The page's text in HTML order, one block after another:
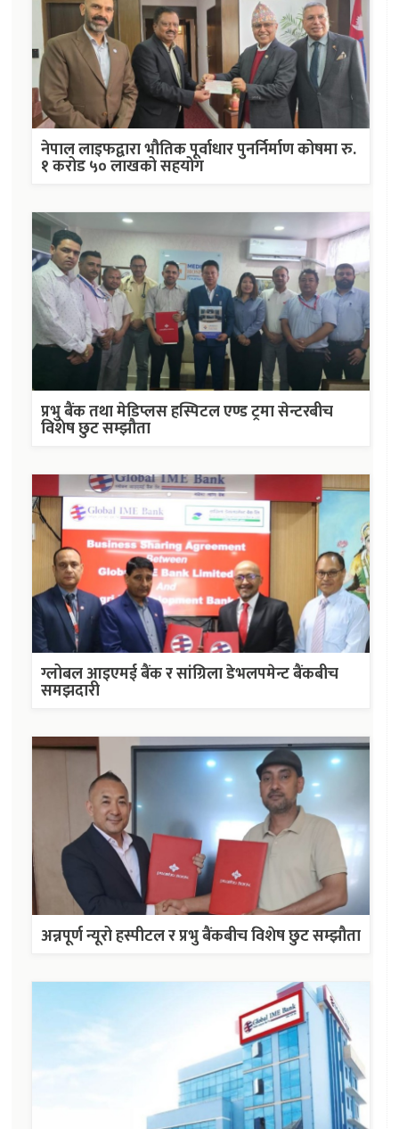
नेपाल लाइफद्वारा भौतिक पूर्वाधार पुनर्निर्माण कोषमा रु.
१ करोड ५० लाखको सहयोग
प्रभु बैंक तथा मेडिप्लस हस्पिटल एण्ड ट्रमा सेन्टरबीच
विशेष छुट सम्झौता
ग्लोबल आइएमई बैंक र सांग्रिला डेभलपमेन्ट बैंकबीच
समझदारी
अन्नपूर्ण न्यूरो हस्पीटल र प्रभु बैंकबीच विशेष छुट सम्झौता